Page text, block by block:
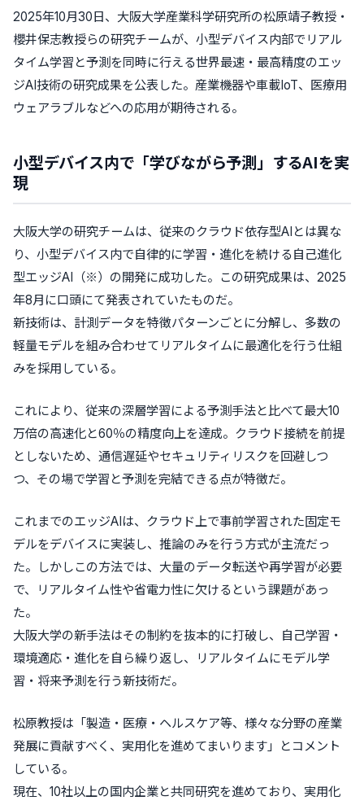
2025年10月30日、大阪大学産業科学研究所の松原靖子教授・
櫻井保志教授らの研究チームが、小型デバイス内部でリアル
タイム学習と予測を同時に行える世界最速・最高精度のエッ
ジAI技術の研究成果を公表した。産業機器や車載IoT、医療用
ウェアラブルなどへの応用が期待される。
小型デバイス内で「学びながら予測」するAIを実
現
大阪大学の研究チームは、従来のクラウド依存型AIとは異な
り、小型デバイス内で自律的に学習・進化を続ける自己進化
型エッジAI（※）の開発に成功した。この研究成果は、2025
年8月に口頭にて発表されていたものだ。
新技術は、計測データを特徴パターンごとに分解し、多数の
軽量モデルを組み合わせてリアルタイムに最適化を行う仕組
みを採用している。
これにより、従来の深層学習による予測手法と比べて最大10
万倍の高速化と60％の精度向上を達成。クラウド接続を前提
としないため、通信遅延やセキュリティリスクを回避しつ
つ、その場で学習と予測を完結できる点が特徴だ。
これまでのエッジAIは、クラウド上で事前学習された固定モ
デルをデバイスに実装し、推論のみを行う方式が主流だっ
た。しかしこの方法では、大量のデータ転送や再学習が必要
で、リアルタイム性や省電力性に欠けるという課題があっ
た。
大阪大学の新手法はその制約を抜本的に打破し、自己学習・
環境適応・進化を自ら繰り返し、リアルタイムにモデル学
習・将来予測を行う新技術だ。
松原教授は「製造・医療・ヘルスケア等、様々な分野の産業
発展に貢献すべく、実用化を進めてまいります」とコメント
している。
現在、10社以上の国内企業と共同研究を進めており、実用化